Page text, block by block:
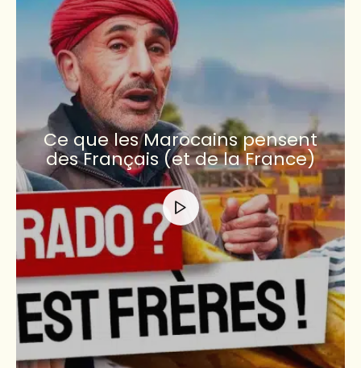
Ce que les Marocains pensent
des Français (et de la France)